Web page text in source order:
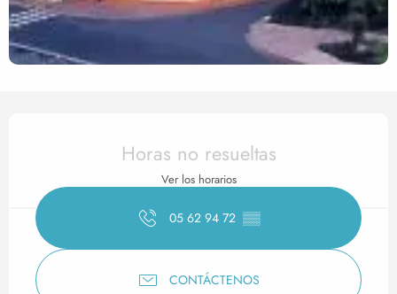
Horarios y datos de
Horas no resueltas
Ver los horarios
05 62 94 72 ▒▒
CONTÁCTENOS